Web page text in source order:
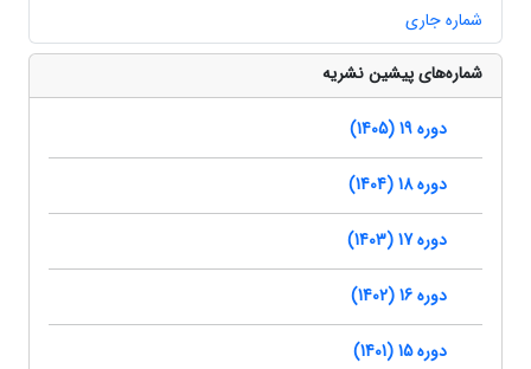
شماره جاری
شماره‌های پیشین نشریه
دوره 19 (1405)
دوره 18 (1404)
دوره 17 (1403)
دوره 16 (1402)
دوره 15 (1401)